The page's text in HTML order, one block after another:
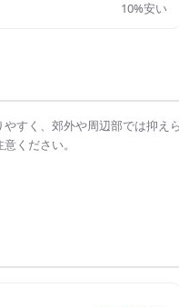
10%安い
やすく、郊外や周辺部では抑え
ください。